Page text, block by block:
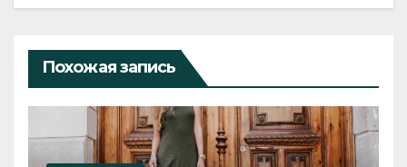
Похожая запись